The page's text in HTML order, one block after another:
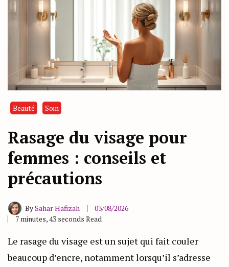
Beauté Soin
Rasage du visage pour
femmes : conseils et
précautions
BySahar Hafizah
03/08/2026
7 minutes, 43 seconds Read
Le rasage du visage est un sujet qui fait couler
beaucoup d’encre, notamment lorsqu’il s’adresse